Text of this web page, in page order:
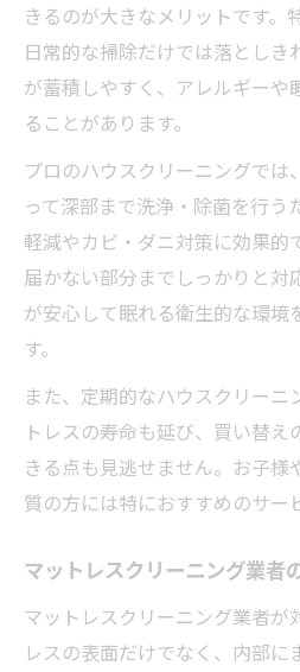
きるのが大きなメリットです。
日常的な掃除だけでは落としき
が蓄積しやすく、アレルギーや
ることがあります。
プロのハウスクリーニングで
って深部まで洗浄・除菌を行う
軽減やカビ・ダニ対策に効果的
届かない部分までしっかりと対
が安心して眠れる衛生的な環境
す。
また、定期的なハウスクリーニ
トレスの寿命も延び、買い替
きる点も見逃せません。お子
質の方には特におすすめのサー
マットレスクリーニング業者
マットレスクリーニング業者が
レスの表面だけでなく、内部に